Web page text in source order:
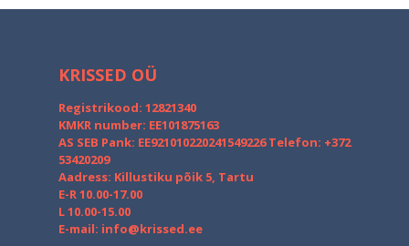
KRISSED OÜ
Registrikood: 12821340
KMKR number: EE101875163
AS SEB Pank: EE921010220241549226 Telefon: +372
53420209
Aadress: Killustiku põik 5, Tartu
E-R 10.00-17.00
L 10.00-15.00
E-mail: info@krissed.ee